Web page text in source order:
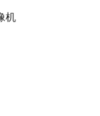
机